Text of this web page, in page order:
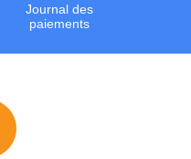
Journal des
paiements